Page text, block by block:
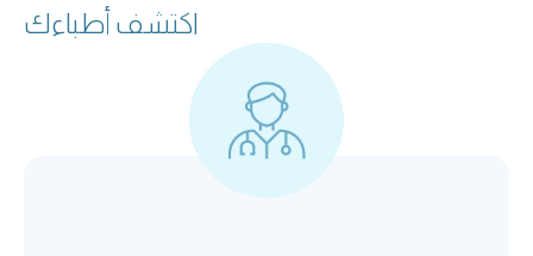
اكتشف أطباءك